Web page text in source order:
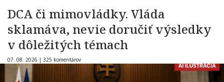
DCA či mimovládky. Vláda
sklamáva, nevie doručiť výsledky
v dôležitých témach
07. 08. 2026 | 325 komentárov